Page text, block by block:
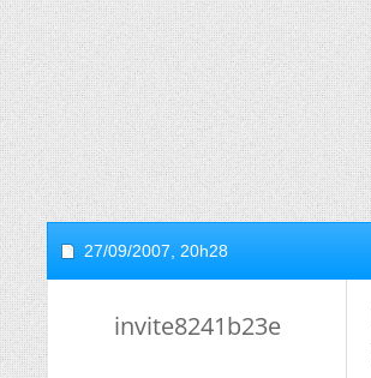
27/09/2007, 20h28
invite8241b23e